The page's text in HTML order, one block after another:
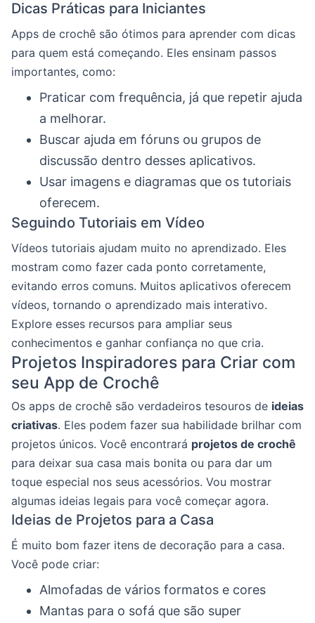
Dicas Práticas para Iniciantes
Apps de crochê são ótimos para aprender com dicas
para quem está começando. Eles ensinam passos
importantes, como:
Praticar com frequência, já que repetir ajuda
a melhorar.
Buscar ajuda em fóruns ou grupos de
discussão dentro desses aplicativos.
Usar imagens e diagramas que os tutoriais
oferecem.
Seguindo Tutoriais em Vídeo
Vídeos tutoriais ajudam muito no aprendizado. Eles
mostram como fazer cada ponto corretamente,
evitando erros comuns. Muitos aplicativos oferecem
vídeos, tornando o aprendizado mais interativo.
Explore esses recursos para ampliar seus
conhecimentos e ganhar confiança no que cria.
Projetos Inspiradores para Criar com
seu App de Crochê
Os apps de crochê são verdadeiros tesouros de ideias
criativas. Eles podem fazer sua habilidade brilhar com
projetos únicos. Você encontrará projetos de crochê
para deixar sua casa mais bonita ou para dar um
toque especial nos seus acessórios. Vou mostrar
algumas ideias legais para você começar agora.
Ideias de Projetos para a Casa
É muito bom fazer itens de decoração para a casa.
Você pode criar:
Almofadas de vários formatos e cores
Mantas para o sofá que são super